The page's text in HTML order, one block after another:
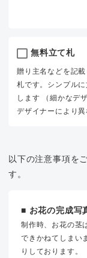
無料立て札
贈り主名などを記
札です。シンプル
します （細かなデ
デザイナーにより異
以下の注意事項を
す。
■ お花の完成写
制作時、お花の茎
できかねてしまい
りしております。